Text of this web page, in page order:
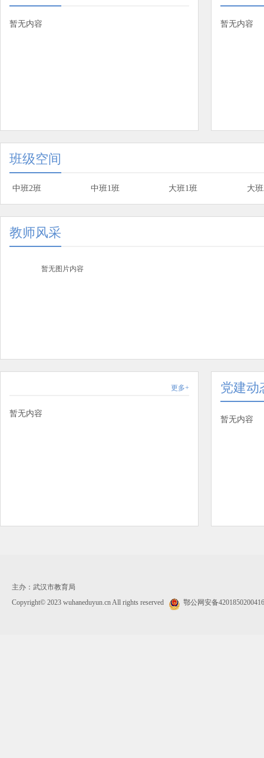
暂无内容 暂无内容
班级空间
中班2班 中班1班 大班1班 大
教师风采
暂无图片内容
更多+
暂无内容
党建动
暂无内容
主办：武汉市教育局
Copyright© 2023 wuhaneduyun.cn All rights reserved
鄂公网安备